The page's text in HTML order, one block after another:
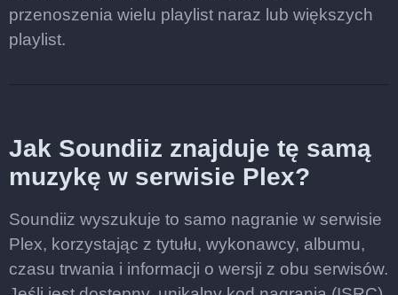
przenoszenia wielu playlist naraz lub większych
playlist.
Jak Soundiiz znajduje tę samą
muzykę w serwisie Plex?
Soundiiz wyszukuje to samo nagranie w serwisie
Plex, korzystając z tytułu, wykonawcy, albumu,
czasu trwania i informacji o wersji z obu serwisów.